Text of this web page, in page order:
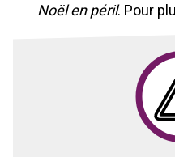
Noël en péril. Pour